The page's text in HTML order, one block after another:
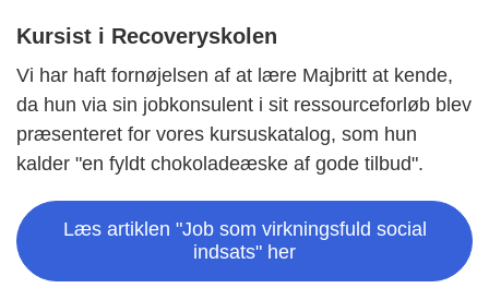
Kursist i Recoveryskolen
Vi har haft fornøjelsen af at lære Majbritt at kende,
da hun via sin jobkonsulent i sit ressourceforløb blev
præsenteret for vores kursuskatalog, som hun
kalder "en fyldt chokoladeæske af gode tilbud".
Læs artiklen "Job som virkningsfuld social
indsats" her